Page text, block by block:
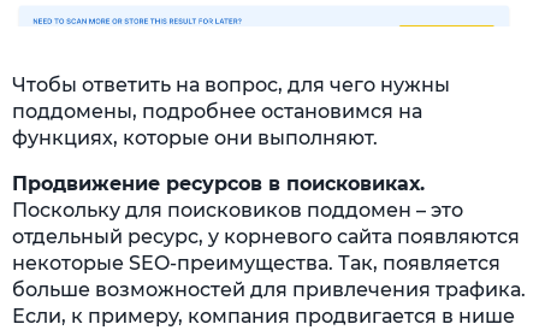
Чтобы ответить на вопрос, для чего нужны
поддомены, подробнее остановимся на
функциях, которые они выполняют.
Продвижение ресурсов в поисковиках.
Поскольку для поисковиков поддомен – это
отдельный ресурс, у корневого сайта появляются
некоторые SEO-преимущества. Так, появляется
больше возможностей для привлечения трафика.
Если, к примеру, компания продвигается в нише